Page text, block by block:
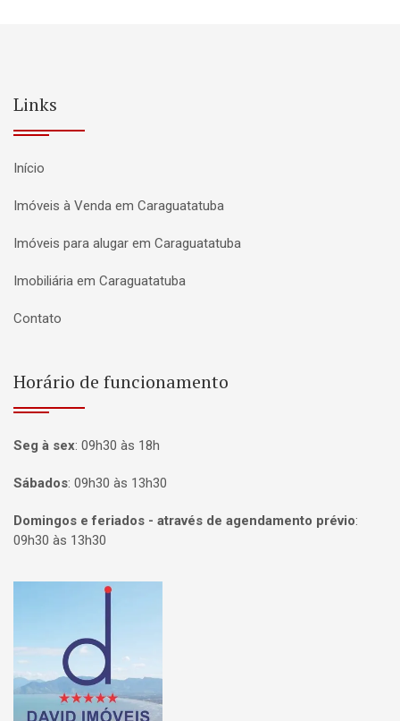
Links
Início
Imóveis à Venda em Caraguatatuba
Imóveis para alugar em Caraguatatuba
Imobiliária em Caraguatatuba
Contato
Horário de funcionamento
Seg à sex: 09h30 às 18h
Sábados: 09h30 às 13h30
Domingos e feriados - através de agendamento prévio:
09h30 às 13h30
Página inicial